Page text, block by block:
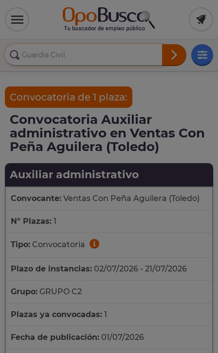
Convocatoria de 1 plaza:
Convocatoria Auxiliar
administrativo en Ventas Con
Peña Aguilera (Toledo)
Auxiliar administrativo
Convocante: Ventas Con Peña Aguilera (Toledo)
Nº Plazas: 1
Tipo: Convocatoria
Plazo de instancias: 02/07/2026 - 21/07/2026
Grupo: GRUPO C2
Plazas ya convocadas: 1
Fecha de publicación: 01/07/2026